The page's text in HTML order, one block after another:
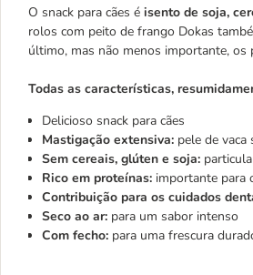
O snack para cães é isento de soja,
rolos com peito de frango Dokas
último, mas não menos importante,
Todas as características,
Delicioso snack para cães
Mastigação extensiva: pele de
Sem cereais, glúten e soja:
Rico em proteínas: importante para
Contribuição para os cuidados
Seco ao ar: para um sabor intenso
Com fecho: para uma frescura